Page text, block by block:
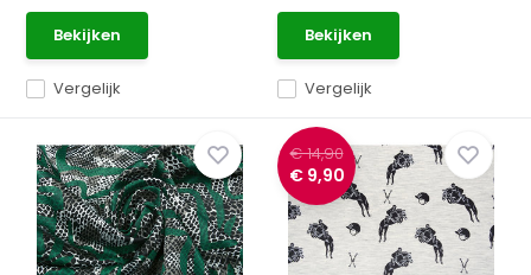
Vergelijk
Bekijken
Vergelijk
Bekijken
€ 14,90
€ 9,90